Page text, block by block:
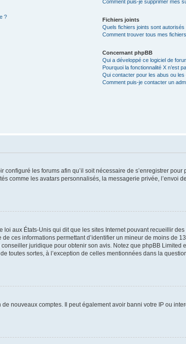
?
Comment puis-je supprimer mes
Fichiers joints
Quels fichiers joints sont
Comment trouver tous mes
Concernant phpBB
Qui a développé ce logiciel de
Pourquoi la fonctionnalité X n’est
Qui contacter pour les abus ou
Comment puis-je contacter un
les forums afin qu’il soit nécessaire de s’enregistrer
comme les avatars personnalisés, la messagerie privée, l’envoi
loi aux États-Unis qui dit que les sites Internet pouvant recueillir
ces informations permettant d’identifier un mineur de moins de
juridique pour obtenir son avis. Notez que phpBB
toutes sortes, à l’exception de celles mentionnées dans la
nouveaux comptes. Il peut également avoir banni votre IP ou